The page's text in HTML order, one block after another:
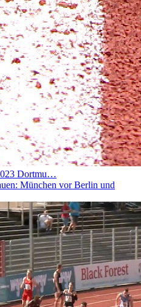
Dortmu…
München vor Berlin und